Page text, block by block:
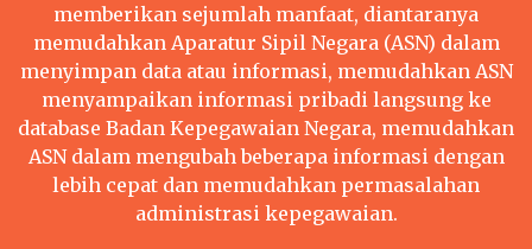
memberikan sejumlah manfaat, diantaranya
memudahkan Aparatur Sipil Negara (ASN) dalam
menyimpan data atau informasi, memudahkan ASN
menyampaikan informasi pribadi langsung ke
database Badan Kepegawaian Negara, memudahkan
ASN dalam mengubah beberapa informasi dengan
lebih cepat dan memudahkan permasalahan
administrasi kepegawaian.